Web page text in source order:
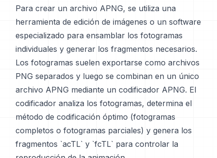
Para crear un archivo APNG, se utiliza una
herramienta de edición de imágenes o un software
especializado para ensamblar los fotogramas
individuales y generar los fragmentos necesarios.
Los fotogramas suelen exportarse como archivos
PNG separados y luego se combinan en un único
archivo APNG mediante un codificador APNG. El
codificador analiza los fotogramas, determina el
método de codificación óptimo (fotogramas
completos o fotogramas parciales) y genera los
fragmentos `acTL` y `fcTL` para controlar la